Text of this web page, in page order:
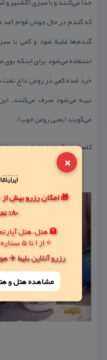
×
80% تخفیف واقعی
🏨 هتل، هتل
⭐ از 1 تا 5 ستاره | فولبرد | نزدیک حرم
رزرو آنلاین بلیط ✈️
مشاهده هتل و
كه گندم در حال جوش قوام آمد
گندم‌ها غلیظ شود و كمی با
استفاده می‌شود برای اینكه بوی
خرد شده كمی در روغن داغ تفت
تهیه می‌شود صرف می‌كنند.
می‌گویند (یعنی روغن خوب).
كلمبا نیز یكی از غذا های